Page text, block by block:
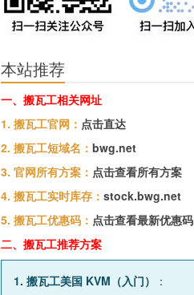
本站推荐
一、搬瓦工相关网址
1. 搬瓦工官网： 点击直达
2. 搬瓦工短域名： bwg.net
3. 官网所有方案： 点击查看所有方案
4. 搬瓦工实时库存： stock.bwg.net
5. 搬瓦工优惠码： 点击查看最新优惠码
二、搬瓦工推荐方案
1. 搬瓦工美国 KVM（入门）
：